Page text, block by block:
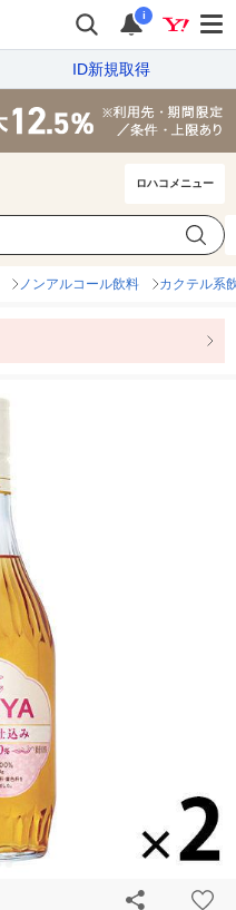
i
ID新規取得
ロハコメニュー
ノンアルコール飲料 カクテル系